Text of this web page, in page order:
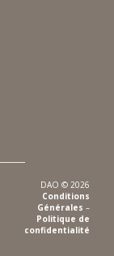
DAO © 2026
Conditions
Générales –
Politique de
confidentialité